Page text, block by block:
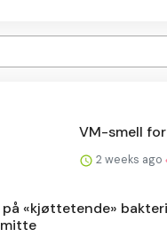
VM-smell
2 weeks ago
på «kjøttetende»